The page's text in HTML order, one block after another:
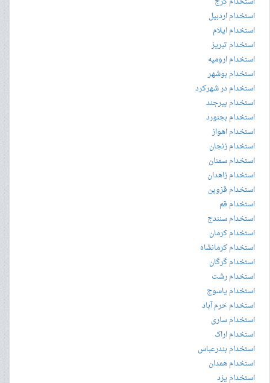
استخدام اردبیل
استخدام ایلام
استخدام تبریز
استخدام ارومیه
استخدام بوشهر
استخدام در شهرکرد
استخدام بیرجند
استخدام بجنورد
استخدام اهواز
استخدام زنجان
استخدام سمنان
استخدام زاهدان
استخدام قزوین
استخدام قم
استخدام سنندج
استخدام کرمان
استخدام کرمانشاه
استخدام گرگان
استخدام رشت
استخدام یاسوج
استخدام خرم آباد
استخدام ساری
استخدام اراک
استخدام بندرعباس
استخدام همدان
استخدام یزد